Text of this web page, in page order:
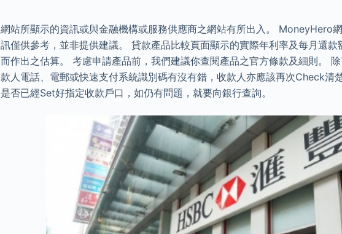
網站所顯示的資訊或與金融機構或服務供應商之網站有所出入。 MoneyHero
訊僅供參考，並非提供建議。 貸款產品比較頁面顯示的實際年利率及每月還
而作出之估算。 考慮申請產品前，我們建議你查閱產品之官方條款及細則。
款人電話、電郵或快速支付系統識別碼有沒有錯，收款人亦應該再次Check清
是否已經Set好指定收款戶口，如仍有問題，就要向銀行查詢。